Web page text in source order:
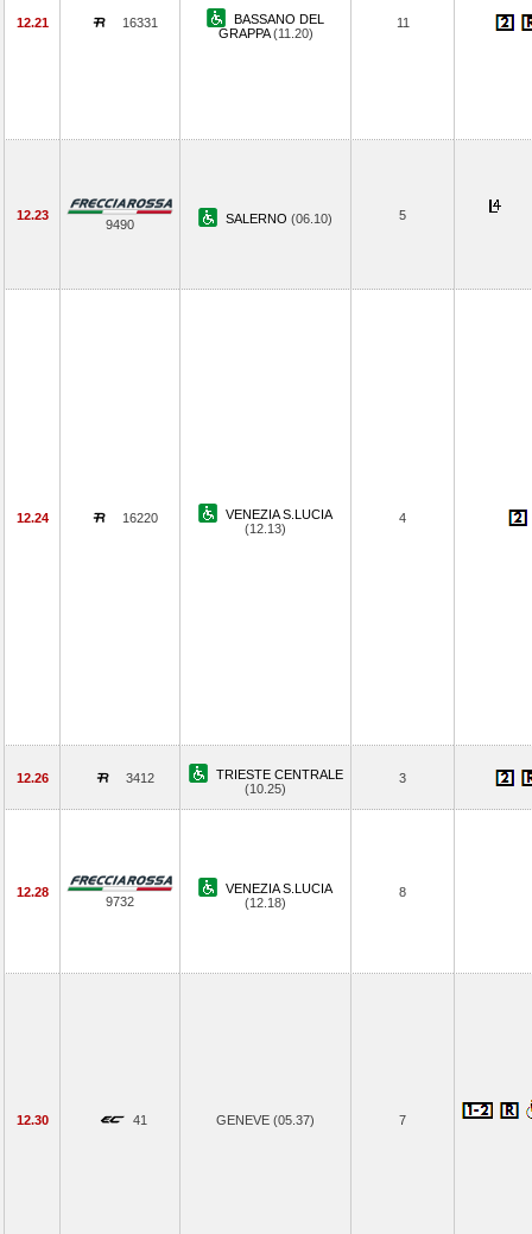
12.21 16331
BASSANO DEL
GRAPPA(11.20)
11
12.23
9490 SALERNO (06.10) 5
12.24 16220
VENEZIA S.LUCIA
(12.13)
4
12.26 3412
TRIESTE CENTRALE
(10.25)
3
12.28
9732
VENEZIA S.LUCIA
(12.18)
8
12.30 41 GENEVE (05.37) 7